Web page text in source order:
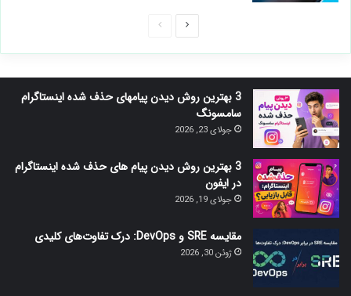
صفحه
صفحه
3 بهترین روش دیدن پیامهای حذف شده اینستاگرام
سامسونگ
جولای 23, 2026
3 بهترین روش دیدن پیام های حذف شده اینستاگرام
در ایفون
جولای 19, 2026
مقایسه SRE و DevOps: درک تفاوت‌های کلیدی
ژوئن 30, 2026